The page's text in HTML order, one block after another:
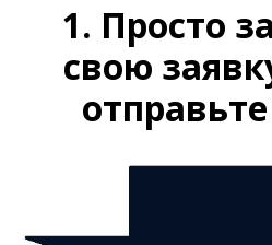
1. Просто
свою